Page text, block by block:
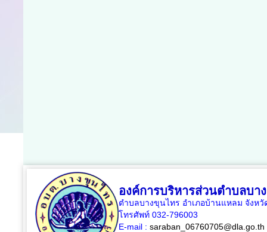
องค์การบริหารส่วนตำบลบา
ตำบลบางขุนไทร อำเภอบ้านแหลม จังหวั
โทรศัพท์ 032-796003
E-mail : saraban_06760705@dla.go.th